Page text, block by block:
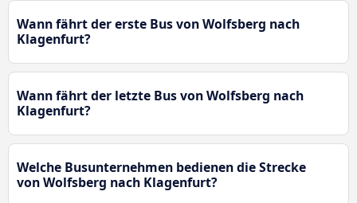
Wann fährt der erste Bus von Wolfsberg nach
Klagenfurt?
Wann fährt der letzte Bus von Wolfsberg nach
Klagenfurt?
Welche Busunternehmen bedienen die Strecke
von Wolfsberg nach Klagenfurt?